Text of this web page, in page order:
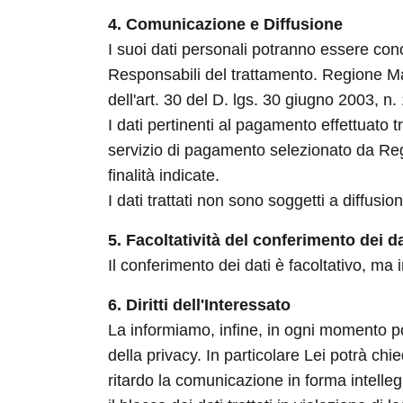
4. Comunicazione e Diffusione
I suoi dati personali potranno essere
Responsabili del trattamento. Regione
dell'art. 30 del D. lgs. 30 giugno 2003,
I dati pertinenti al pagamento effettuato
servizio di pagamento selezionato da
finalità indicate.
I dati trattati non sono soggetti a
5. Facoltatività del conferimento dei
Il conferimento dei dati è facoltativo,
6. Diritti dell'Interessato
La informiamo, infine, in ogni momento
della privacy. In particolare Lei potrà
ritardo la comunicazione in forma